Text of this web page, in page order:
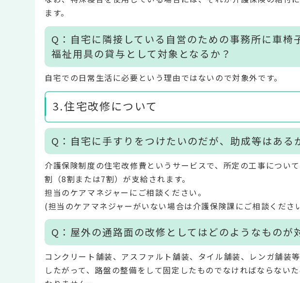
ます。
Q：自宅に隣接している自営のための事務所に車椅
福祉用具の貸与として対象となるか？
自宅での日常生活に必要という理由ではないので対象外です。
3.住宅改修について
Q：自宅に手すりをつけたいのだが、助成等はある
介護保険制度の住宅改修費というサービスで、所定の工事につい
割（8割または7割）が支給されます。
担当のケアマネジャーにご相談ください。
(担当のケアマネジャーがいない場合は介護保険課にご相談くださ
Q：屋外の通路面の改修としてはどのようなものが
コンクリート舗装、アスファルト舗装、タイル舗装、レンガ舗装等
したがって、路盤の整備をして固定したものでなければならない